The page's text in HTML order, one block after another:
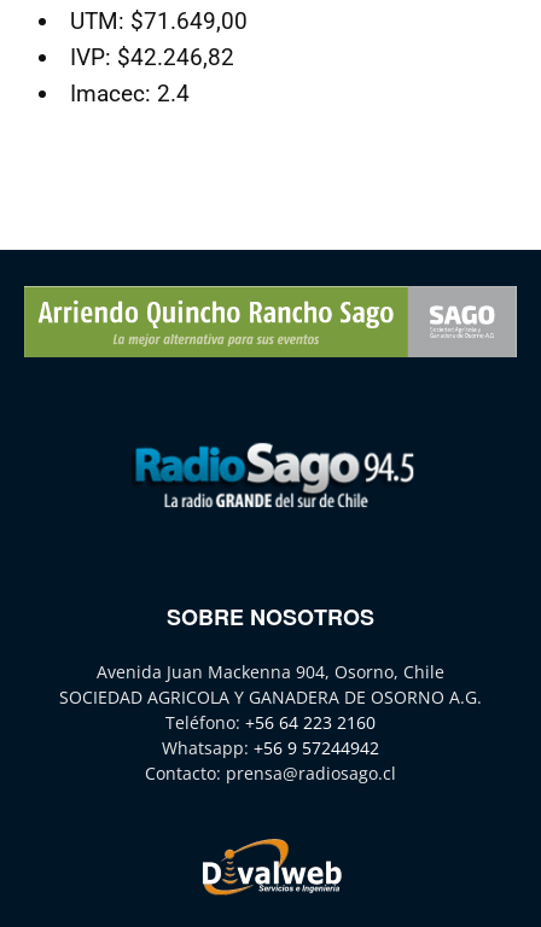
UTM: $71.649,00
IVP: $42.246,82
Imacec: 2.4
SOBRE NOSOTROS
Avenida Juan Mackenna 904, Osorno, Chile
SOCIEDAD AGRICOLA Y GANADERA DE OSORNO A.G.
Teléfono: +56 64 223 2160
Whatsapp: +56 9 57244942
Contacto: prensa@radiosago.cl